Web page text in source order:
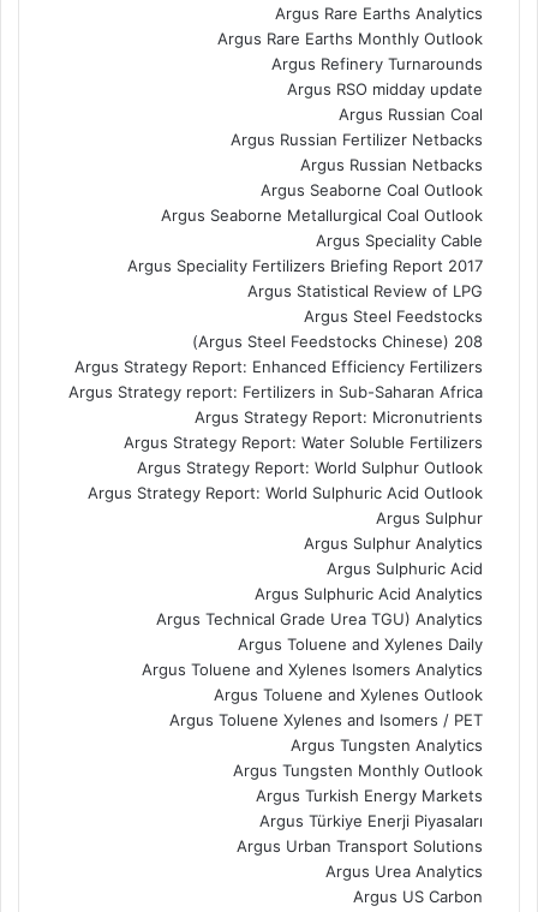
Argus Rare Earths Analytics
Argus Rare Earths Monthly Outlook
Argus Refinery Turnarounds
Argus RSO midday update
Argus Russian Coal
Argus Russian Fertilizer Netbacks
Argus Russian Netbacks
Argus Seaborne Coal Outlook
Argus Seaborne Metallurgical Coal Outlook
Argus Speciality Cable
Argus Speciality Fertilizers Briefing Report 2017
Argus Statistical Review of LPG
Argus Steel Feedstocks
Argus Steel Feedstocks Chinese) 208)
Argus Strategy Report: Enhanced Efficiency Fertilizers
Argus Strategy report: Fertilizers in Sub-Saharan Africa
Argus Strategy Report: Micronutrients
Argus Strategy Report: Water Soluble Fertilizers
Argus Strategy Report: World Sulphur Outlook
Argus Strategy Report: World Sulphuric Acid Outlook
Argus Sulphur
Argus Sulphur Analytics
Argus Sulphuric Acid
Argus Sulphuric Acid Analytics
Argus Technical Grade Urea TGU) Analytics
Argus Toluene and Xylenes Daily
Argus Toluene and Xylenes Isomers Analytics
Argus Toluene and Xylenes Outlook
Argus Toluene Xylenes and Isomers / PET
Argus Tungsten Analytics
Argus Tungsten Monthly Outlook
Argus Turkish Energy Markets
Argus Türkiye Enerji Piyasaları
Argus Urban Transport Solutions
Argus Urea Analytics
Argus US Carbon